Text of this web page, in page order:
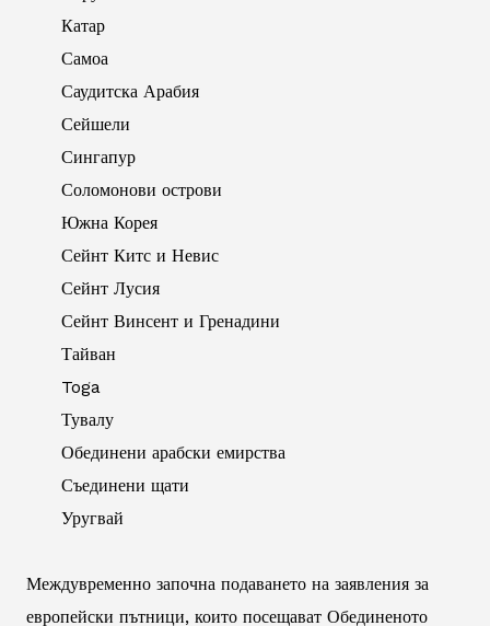
Катар
Самоа
Саудитска Арабия
Сейшели
Сингапур
Соломонови острови
Южна Корея
Сейнт Китс и Невис
Сейнт Лусия
Сейнт Винсент и Гренадини
Тайван
Toga
Тувалу
Обединени арабски емирства
Съединени щати
Уругвай
Междувременно започна подаването на заявления за
европейски пътници, които посещават Обединеното